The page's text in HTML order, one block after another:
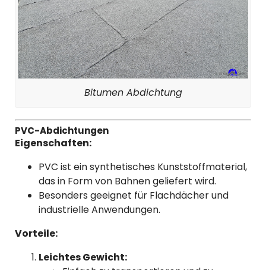
Bitumen Abdichtung
PVC-Abdichtungen
Eigenschaften:
PVC ist ein synthetisches Kunststoffmaterial,
das in Form von Bahnen geliefert wird.
Besonders geeignet für Flachdächer und
industrielle Anwendungen.
Vorteile:
Leichtes Gewicht: